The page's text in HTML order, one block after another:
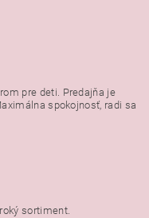
pre deti. Predajňa je
spokojnosť, radi sa
sortiment.